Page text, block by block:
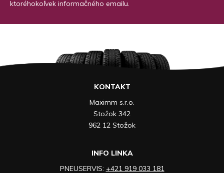
ktoréhokoľvek informačného emailu.
KONTAKT
Maximm s.r.o.
Stožok 342
962 12 Stožok
INFO LINKA
PNEUSERVIS: +421 919 033 181